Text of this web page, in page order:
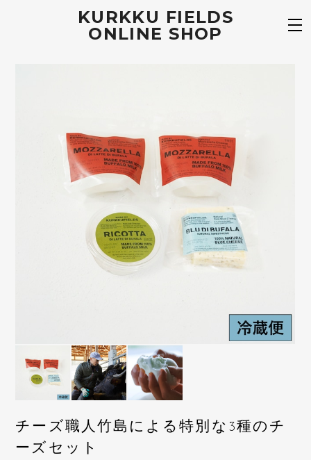
KURKKU FIELDS
ONLINE SHOP
チーズ職人竹島による特別な3種のチ
ーズセット